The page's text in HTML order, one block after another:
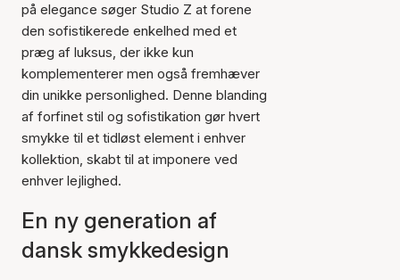
på elegance søger Studio Z at forene
den sofistikerede enkelhed med et
præg af luksus, der ikke kun
komplementerer men også fremhæver
din unikke personlighed. Denne blanding
af forfinet stil og sofistikation gør hvert
smykke til et tidløst element i enhver
kollektion, skabt til at imponere ved
enhver lejlighed.
En ny generation af
dansk smykkedesign